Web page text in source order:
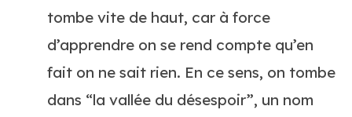
tombe vite de haut, car à force
d’apprendre on se rend compte qu’en
fait on ne sait rien. En ce sens, on tombe
dans “la vallée du désespoir”, un nom